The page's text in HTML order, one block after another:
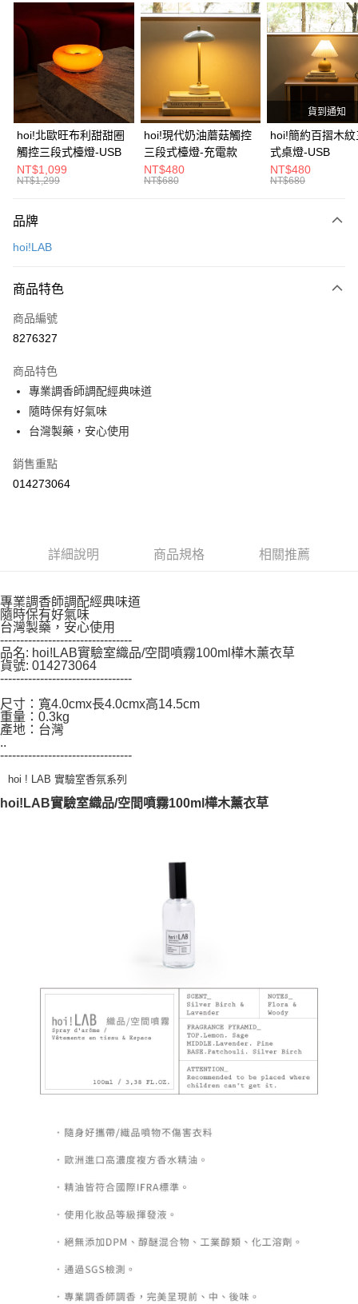
信用卡分期付款
3 期 0 利率 每期 21家銀行
合作金庫商業銀行
第一商業銀行
華南商業銀行
彰化商業銀行
上海商業儲蓄銀行
台北富邦商業銀行
國泰世華商業銀行
兆豐國際商業銀行
臺灣中小企業銀行
台中商業銀行
匯豐（台灣）商業銀行
華泰商業銀行
聯邦商業銀行
遠東國際商業銀行
元大商業銀行
台灣樂天信用卡公司
6 期 0 利率 每期NT$23 21家銀行
合作金庫商業銀行
第一商業銀行
華南商業銀行
彰化商業銀行
上海商業儲蓄銀行
台北富邦商業銀行
國泰世華商業銀行
兆豐國際商業銀行
臺灣中小企業銀行
台中商業銀行
匯豐（台灣）商業銀行
聯邦商業銀行
玉山商業銀行
台灣樂天信用卡公司
LINE Pay
Apple Pay
街口支付
AFTEE先享後付
【關於「AFTEE先享後付」】
AFTEE先享後付是「在收到商品之後才付款」的支付方式。 讓您購物簡單
便利好安心！
３．安心：先確認商品／服務後，再付款。
【「AFTEE先享後付」結帳流程】
結帳頁面，進行簡訊認證並確認金額後，即可完成結帳。
３．收到繳費通知簡訊後14天內，點擊此簡訊中的連結，可透過四大超商／
ATM／網路銀行／等多元方式進行付款，方視為交易完成。
購買商品的店家。未經商家同意取消之訂單仍視為有效，需透過AFTEE先享
後付繳納相關費用。
是否繳費成功／繳費後需取消欲退款等相關疑問，請聯繫「AFTEE先享後付
權轉讓予恩沛科技股份有限公司。
２．關於個人資料處理事宜，請瀏覽以下網址：
「AFTEE先享後付」，若未經同意申辦者引起之損失，本公司不負相關責
任。
４．使用「AFTEE先享後付」時，將依據個別帳號之用戶狀況，依本公司即
時審查核予不同之上限額度；若仍有額度不足之情形，本公司將視審查結果
請求用戶進行身份認證。
５．嚴禁一人註冊多個帳號或使用他人資訊註冊。若發現惡意使用之情形，
每筆NT$99，滿NT$799(含以上)免運費
hoi!北歐旺布利甜甜圈
觸控三段式檯燈-USB
NT$1,099
NT$1,299
hoi!現代奶油蘑菇觸控
三段式檯燈-充電款
NT$480
NT$680
貨到通知
hoi!簡約百摺木
式桌燈-USB
NT$480
NT$680
品牌
hoi!LAB
商品特色
商品編號
8276327
商品特色
專業調香師調配經典味道
隨時保有好氣味
台灣製藥，安心使用
銷售重點
014273064
詳細說明 商品規格 相關推薦
專業調香師調配經典味道
隨時保有好氣味
台灣製藥，安心使用
---------------------------------
品名: hoi!LAB實驗室織品/空間噴霧100ml樺木薰衣草
貨號: 014273064
---------------------------------
尺寸：寬4.0cmx長4.0cmx高14.5cm
重量：0.3kg
產地：台灣
..
---------------------------------
hoi ! LAB 實驗室香氛系列
hoi!LAB實驗室織品/空間噴霧100ml樺木薰衣草